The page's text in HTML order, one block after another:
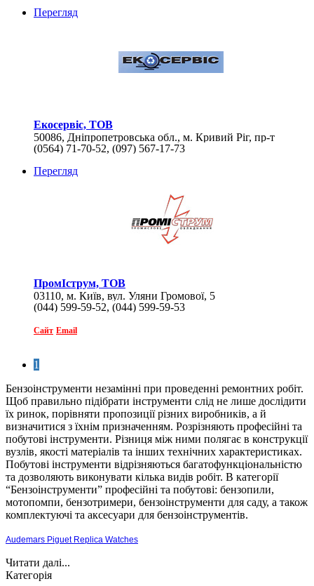
Перегляд
Екосервіс, ТОВ
50086, Дніпропетровська обл., м. Кривий Ріг, пр-т
Гагаріна, 57
(0564) 71-70-52, (097) 567-17-73
Перегляд
ПромІструм, ТОВ
03110, м. Київ, вул. Уляни Громової, 5
(044) 599-59-52, (044) 599-59-53
Сайт Email
1
Бензоінструменти незамінні при проведенні ремонтних робіт.
Щоб правильно підібрати інструменти слід не лише дослідити
їх ринок, порівняти пропозиції різних виробників, а й
визначитися з їхнім призначенням. Розрізняють професійні та
побутові інструменти. Різниця між ними полягає в конструкції
вузлів, якості матеріалів та інших технічних характеристиках.
Побутові інструменти відрізняються багатофункціональністю
та дозволяють виконувати кілька видів робіт. В категорії
“Бензоінструменти” професійні та побутові: бензопили,
мотопомпи, бензотримери, бензоінструменти для саду, а також
комплектуючі та аксесуари для бензоінструментів.
Audemars Piguet Replica Watches
Читати далі...
Категорія